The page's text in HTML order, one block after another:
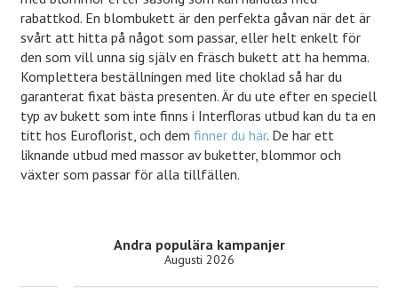
rabattkod. En blombukett är den perfekta gåvan när det är
svårt att hitta på något som passar, eller helt enkelt för
den som vill unna sig själv en fräsch bukett att ha hemma.
Komplettera beställningen med lite choklad så har du
garanterat fixat bästa presenten. Är du ute efter en speciell
typ av bukett som inte finns i Interfloras utbud kan du ta en
titt hos Euroflorist, och demfinner du här. De har ett
liknande utbud med massor av buketter, blommor och
växter som passar för alla tillfällen.
Andra populära kampanjer
Augusti 2026